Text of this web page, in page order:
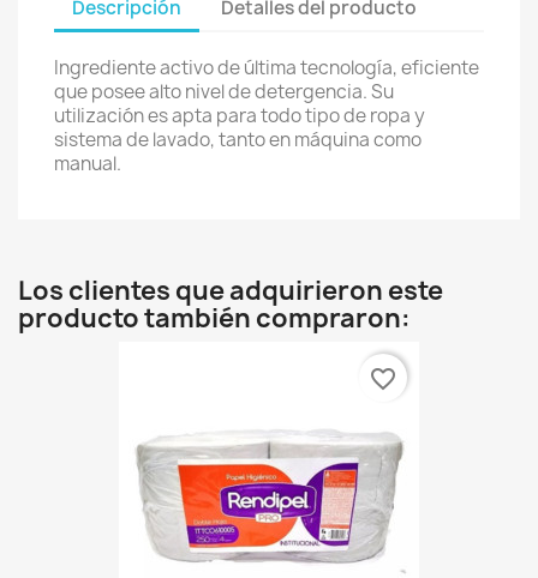
Descripción Detalles del producto
Ingrediente activo de última tecnología, eficiente
que posee alto nivel de detergencia. Su
utilización es apta para todo tipo de ropa y
sistema de lavado, tanto en máquina como
manual.
Los clientes que adquirieron este
producto también compraron:
favorite_border